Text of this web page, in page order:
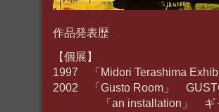
作品発表歴
【個展】
1997 「Midori Terashima
2002 「Gusto Room」
「an installation」 ギャ